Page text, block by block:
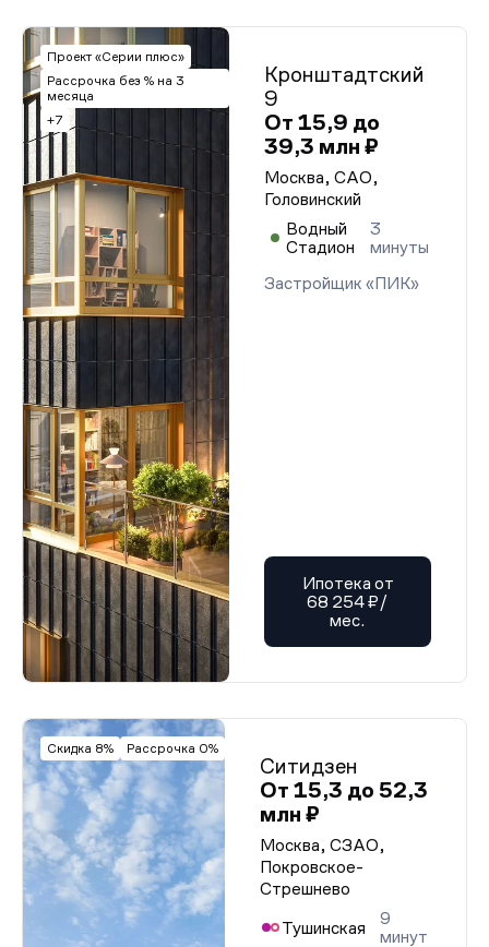
Проект «Серии плюс»
Рассрочка без % на 3
месяца
+7
Кронштадтский
9
От 15,9 до
39,3 млн ₽
Москва, САО,
Головинский
Водный
Стадион
3
минуты
Застройщик «ПИК»
Ипотека от
68 254 ₽/
мес.
Скидка 8% Рассрочка 0%
Ситидзен
От 15,3 до 52,3
млн ₽
Москва, СЗАО,
Покровское-
Стрешнево
Тушинская
9
минут